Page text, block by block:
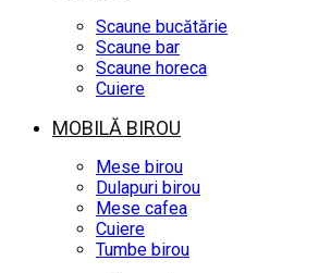
Scaune bucătărie
Scaune bar
Scaune horeca
Cuiere
MOBILĂ BIROU
Mese birou
Dulapuri birou
Mese cafea
Cuiere
Tumbe birou